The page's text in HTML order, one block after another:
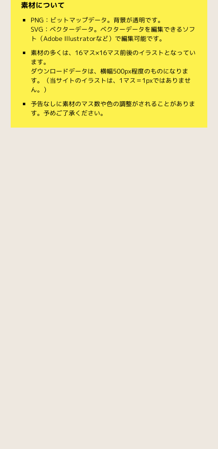
素材について
PNG：ビットマップデータ。背景が透明です。
SVG：ベクターデータ。ベクターデータを編集できるソフ
ト（Adobe Illustratorなど）で編集可能です。
素材の多くは、16マス×16マス前後のイラストとなってい
ます。
ダウンロードデータは、横幅500px程度のものになりま
す。（当サイトのイラストは、1マス＝1pxではありませ
ん。）
予告なしに素材のマス数や色の調整がされることがありま
す。予めご了承ください。